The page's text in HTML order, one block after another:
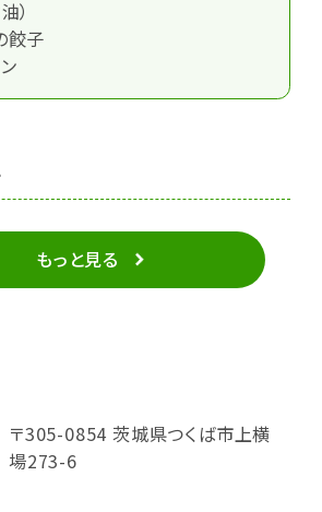
）
餃子
もっと見る
〒305-0854 茨城県つくば市上横
場273-6